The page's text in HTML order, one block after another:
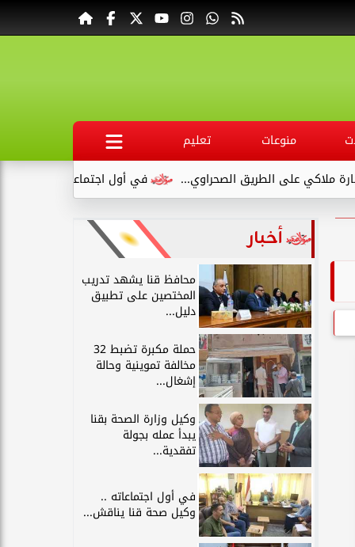
منوعات
تعليم
في أول اجتماعاته .. وكيل صحة قنا يناقش
الصحراوي...
أخبار
محافظ قنا يشهد تدريب
المختصين على تطبيق
دليل...
حملة مكبرة تضبط 32
مخالفة تموينية وحالة
إشغال...
وكيل وزارة الصحة بقنا
يبدأ عمله بجولة
تفقدية...
في أول اجتماعاته ..
وكيل صحة قنا يناقش...